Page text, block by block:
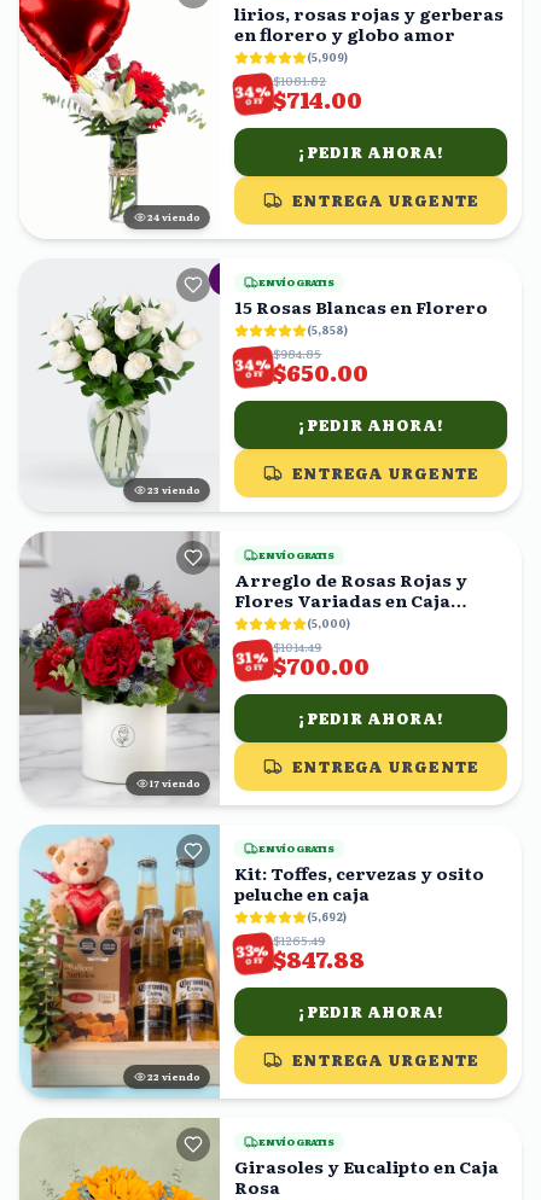
24 viendo
lirios, rosas rojas y gerberas
en florero y globo amor
(5,909)
34%
OFF
$1081.82
$714.00
¡PEDIR AHORA!
ENTREGA URGENTE
24 viendo
ENVÍO GRATIS
15 Rosas Blancas en Florero
(5,858)
34%
OFF
$984.85
$650.00
¡PEDIR AHORA!
ENTREGA URGENTE
16 viendo
ENVÍO GRATIS
Arreglo de Rosas Rojas y
Flores Variadas en Caja
Blanca
(5,000)
31%
OFF
$1014.49
$700.00
¡PEDIR AHORA!
ENTREGA URGENTE
21 viendo
ENVÍO GRATIS
Kit: Toffes, cervezas y osito
peluche en caja
(5,692)
33%
OFF
$1265.49
$847.88
¡PEDIR AHORA!
ENTREGA URGENTE
ENVÍO GRATIS
Girasoles y Eucalipto en Caja
Rosa